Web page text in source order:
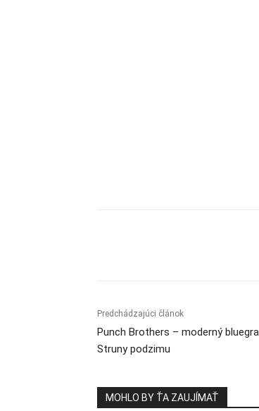
Predchádzajúci článok
Punch Brothers – moderný
Struny podzimu
MOHLO BY ŤA ZAUJÍMAŤ